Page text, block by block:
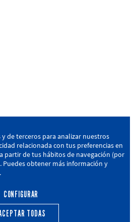
Amorebieta, Bizkaia
ACTUALIDAD
de terceros para analizar nuestros
relacionada con tus preferencias en
partir de tus hábitos de navegación (por
Puedes obtener más información y
CONFIGURAR
TODAS